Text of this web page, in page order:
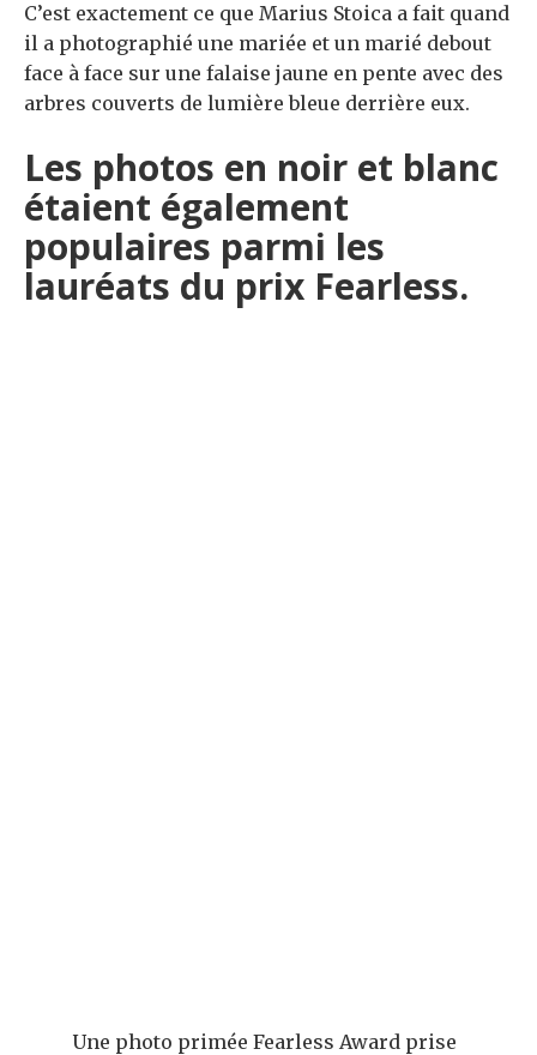
C’est exactement ce que Marius Stoica a fait quand
il a photographié une mariée et un marié debout
face à face sur une falaise jaune en pente avec des
arbres couverts de lumière bleue derrière eux.
Les photos en noir et blanc
étaient également
populaires parmi les
lauréats du prix Fearless.
Une photo primée Fearless Award prise